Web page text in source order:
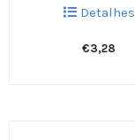
Detalhes
€3,28